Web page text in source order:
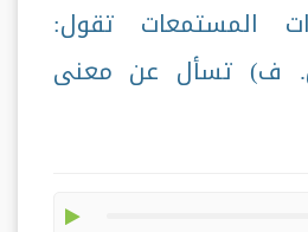
المستمعات تقول:
ف) تسأل عن معنى